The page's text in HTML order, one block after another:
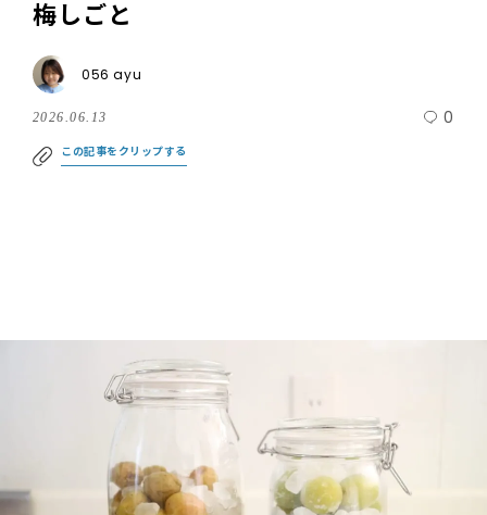
梅しごと
056 ayu
2026.06.13 0
この記事をクリップする